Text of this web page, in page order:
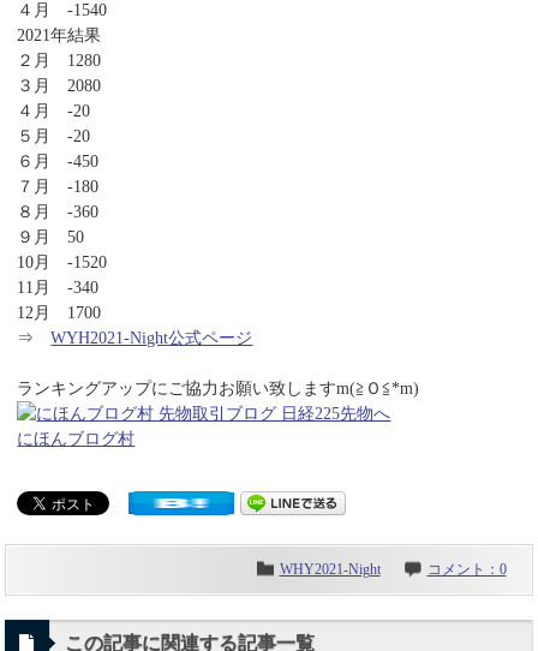
４月 -1540
2021年結果
２月 1280
３月 2080
４月 -20
５月 -20
６月 -450
７月 -180
８月 -360
９月 50
10月 -1520
11月 -340
12月 1700
⇒WYH2021-Night公式ページ
ランキングアップにご協力お願い致しますm(≧Ｏ≦*m)
にほんブログ村
WHY2021-Night コメント：0
この記事に関連する記事一覧